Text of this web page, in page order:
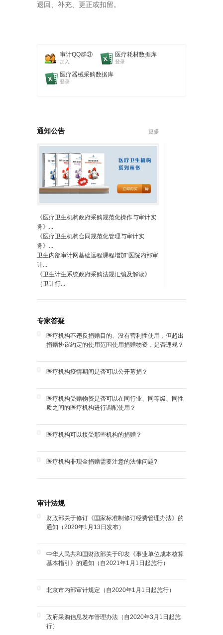
退回、补充、更正或扣留。
审计QQ群③
加入
医疗耗材数据库
登录
医疗器械采购数据库
登录
通知公告 更多
《医疗卫生机构政府采购规范化操作与审计实
务》...
《医疗卫生机构合同规范化管理与审计实
务》...
卫生内部审计网基础远程课程增加“医院内部审
计...
《卫生计生系统政府采购法规汇编及解读》
（卫计行...
专家答疑
医疗机构不违反捐赠目的、没有营利性使用，但超出
捐赠协议约定的使用范围使用捐赠物资，是否违规？
医疗机构疫情期间是否可以公开募捐？
医疗机构受赠物资是否可以在同行业、同等级、同性
质之间的医疗机构进行调配使用？
医疗机构可以接受那些机构的捐赠？
医疗机构非现金捐赠需要注意的法律问题?
审计法规
财政部关于修订《国家标准制修订经费管理办法》的
通知（2020年1月13日发布）
中华人民共和国财政部关于印发《事业单位成本核算
基本指引》的通知（自2021年1月1日起施行）
北京市内部审计规定（自2020年1月1日起施行）
政府采购信息发布管理办法（自2020年3月1日起施
行）